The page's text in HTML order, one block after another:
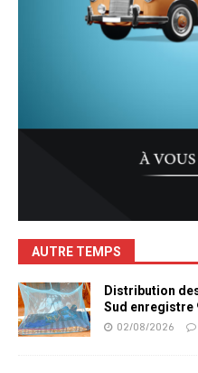
AUTRE TEMPS
Distribution
Sud enregistre
02/08/2026